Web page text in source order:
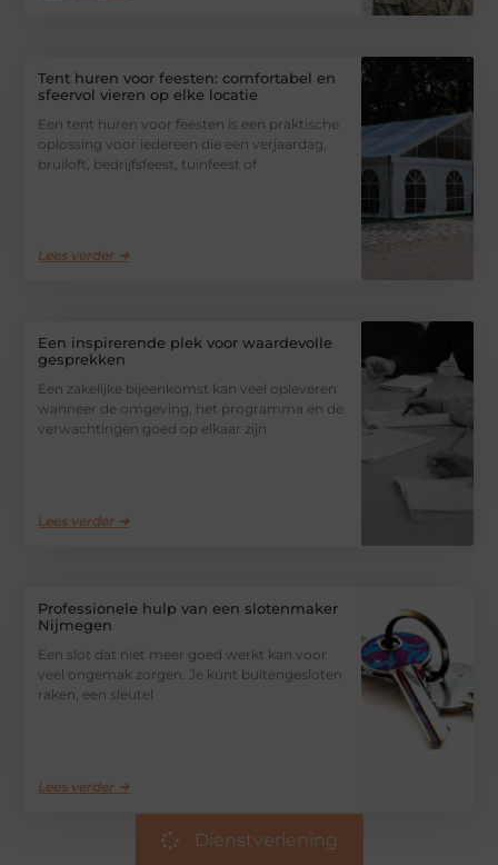
Tent huren voor feesten: comfortabel en
sfeervol vieren op elke locatie
Een tent huren voor feesten is een praktische
oplossing voor iedereen die een verjaardag,
bruiloft, bedrijfsfeest, tuinfeest of
Lees verder ➜
Een inspirerende plek voor waardevolle
gesprekken
Een zakelijke bijeenkomst kan veel opleveren
wanneer de omgeving, het programma en de
verwachtingen goed op elkaar zijn
Lees verder ➜
Professionele hulp van een slotenmaker
Nijmegen
Een slot dat niet meer goed werkt kan voor
veel ongemak zorgen. Je kunt buitengesloten
raken, een sleutel
Lees verder ➜
Dienstverlening